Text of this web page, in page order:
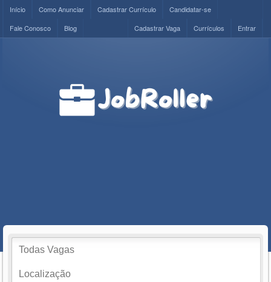
Início Como Anunciar Cadastrar Currículo
Candidatar-se
Fale Conosco
Blog Entrar
Currículos
Cadastrar Vaga